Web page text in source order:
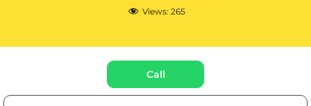
Views: 265
Call